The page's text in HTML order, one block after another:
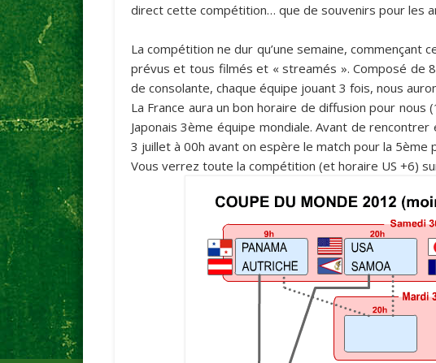
direct cette compétition… que de souvenirs pour les
La compétition ne dur qu’une semaine, commençant
prévus et tous filmés et « streamés ». Composé de
de consolante, chaque équipe jouant 3 fois, nous
La France aura un bon horaire de diffusion pour nous (
Japonais 3ème équipe mondiale. Avant de
3 juillet à 00h avant on espère le match pour la 5ème
Vous verrez toute la compétition (et horaire US +6)